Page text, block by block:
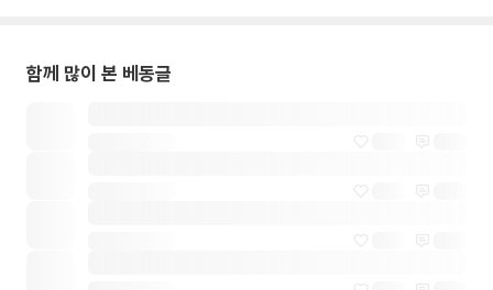
함께 많이 본 베동글